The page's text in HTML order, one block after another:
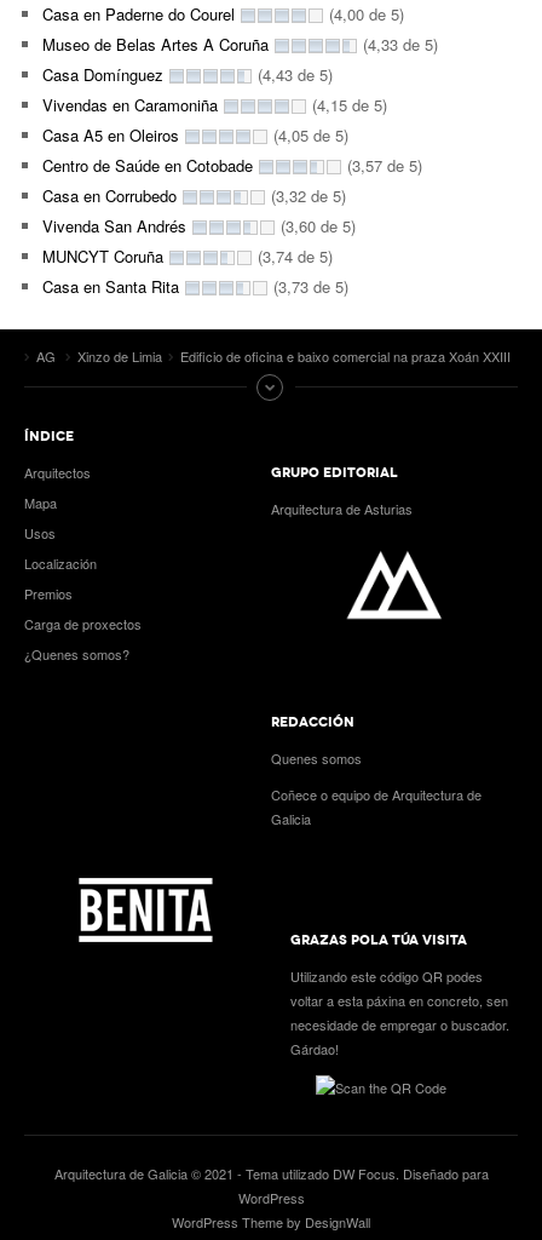
Casa en Paderne do Courel
(4,00 de 5)
Museo de Belas Artes A Coruña
(4,33 de 5)
Casa Domínguez
(4,43 de 5)
Vivendas en Caramoniña
(4,15 de 5)
Casa A5 en Oleiros
(4,05 de 5)
Centro de Saúde en Cotobade
(3,57 de 5)
Casa en Corrubedo
(3,32 de 5)
Vivenda San Andrés
(3,60 de 5)
MUNCYT Coruña
(3,74 de 5)
Casa en Santa Rita
(3,73 de 5)
AG Xinzo de Limia Edificio de oficina e baixo comercial na praza Xoán XXIII
ÍNDICE
Arquitectos
Mapa
Usos
Localización
Premios
Carga de proxectos
¿Quenes somos?
GRUPO EDITORIAL
Arquitectura de Asturias
REDACCIÓN
Quenes somos
Coñece o equipo de Arquitectura de
Galicia
GRAZAS POLA TÚA VISITA
Utilizando este código QR podes
voltar a esta páxina en concreto, sen
necesidade de empregar o buscador.
Gárdao!
Arquitectura de Galicia © 2021 - Tema utilizado DW Focus . Diseñado para
WordPress
WordPress Theme by DesignWall